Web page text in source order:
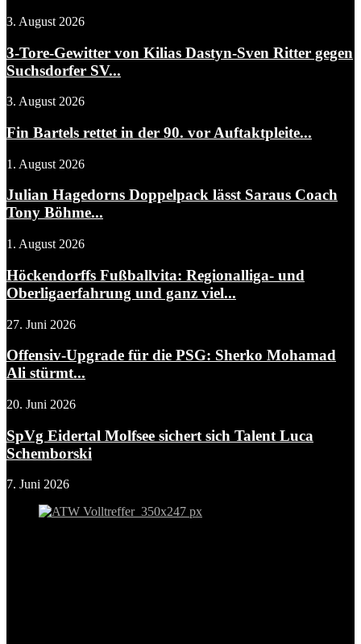
3. August 2026
3-Tore-Gewitter von Kilias Dastyn-Sven Ritter gegen
Suchsdorfer SV...
3. August 2026
Fin Bartels rettet in der 90. vor Auftaktpleite...
1. August 2026
Julian Hagedorns Doppelpack lässt Saraus Coach
Tony Böhme...
1. August 2026
Höckendorffs Fußballvita: Regionalliga- und
Oberligaerfahrung und ganz viel...
27. Juni 2026
Offensiv-Upgrade für die PSG: Sherko Mohamad
Ali stürmt...
20. Juni 2026
SpVg Eidertal Molfsee sichert sich Talent Luca
Schemborski
7. Juni 2026